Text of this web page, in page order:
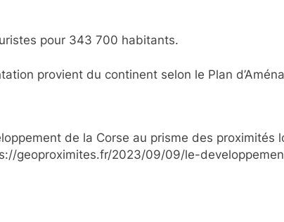
pour 343 700 habitants.
provient du continent selon le Plan
de la Corse au prisme des
geoproximites.fr/2023/09/09/le-